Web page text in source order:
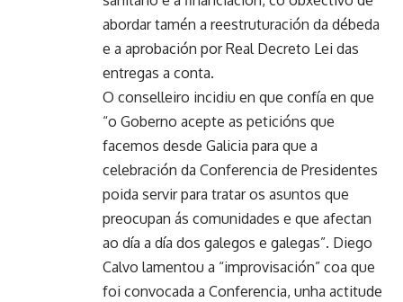
abordar tamén a reestruturación da débeda
e a aprobación por Real Decreto Lei das
entregas a conta.
O conselleiro incidiu en que confía en que
“o Goberno acepte as peticións que
facemos desde Galicia para que a
celebración da Conferencia de Presidentes
poida servir para tratar os asuntos que
preocupan ás comunidades e que afectan
ao día a día dos galegos e galegas”. Diego
Calvo lamentou a “improvisación” coa que
foi convocada a Conferencia, unha actitude